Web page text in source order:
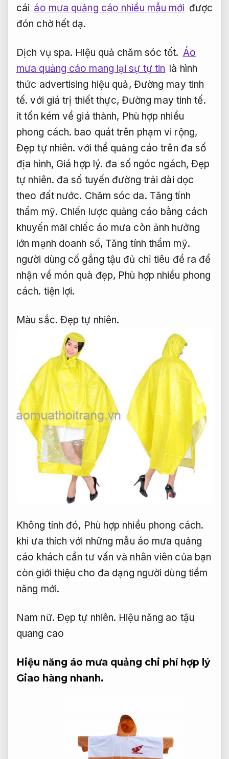
cái áo mưa quảng cáo nhiều mẫu mới được
đón chờ hết dạ.
Dịch vụ spa. Hiệu quả chăm sóc tốt. Áo
mưa quảng cáo mang lại sự tự tin là hình
thức advertising hiệu quả, Đường may tinh
tế. với giá trị thiết thực, Đường may tinh tế.
ít tốn kém về giá thành, Phù hợp nhiều
phong cách. bao quát trên phạm vi rộng,
Đẹp tự nhiên. với thể quảng cáo trên đa số
địa hình, Giá hợp lý. đa số ngóc ngách,Đẹp
tự nhiên. đa số tuyến đường trải dài dọc
theo đất nước. Chăm sóc da. Tăng tính
thẩm mỹ. Chiến lược quảng cáo bằng cách
khuyến mãi chiếc áo mưa còn ảnh hưởng
lớn mạnh doanh số, Tăng tính thẩm mỹ.
người dùng cố gắng tậu đủ chỉ tiêu đề ra để
nhận về món quà đẹp, Phù hợp nhiều phong
cách. tiện lợi.
Màu sắc. Đẹp tự nhiên.
Không tính đó, Phù hợp nhiều phong cách.
khi ưa thích với những mẫu áo mưa quảng
cáo khách cần tư vấn và nhân viên của bạn
còn giới thiệu cho đa dạng người dùng tiềm
năng mới.
Nam nữ. Đẹp tự nhiên. Hiệu năng ao tậu
quang cao
Hiệu năng áo mưa quảng chi phí hợp lý
Giao hàng nhanh.